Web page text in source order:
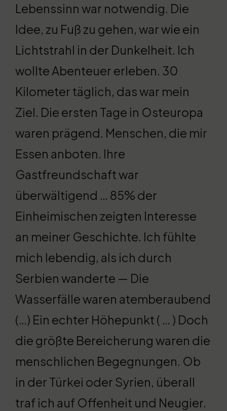
Lebenssinn war notwendig. Die
Idee, zu Fuß zu gehen, war wie ein
Lichtstrahl in der Dunkelheit. Ich
wollte Abenteuer erleben. 30
Kilometer täglich, das war mein
Ziel. Die ersten Tage in Osteuropa
waren prägend. Menschen, die mir
Essen anboten. Ihre
Gastfreundschaft war
überwältigend … 85% der
Einheimischen zeigten Interesse
an meiner Geschichte. Ich fühlte
mich lebendig, als ich durch
Serbien wanderte — Die
Wasserfälle waren atemberaubend
(…) Ein echter Höhepunkt ( … ) Doch
die größte Bereicherung waren die
menschlichen Begegnungen. Ob
in der Türkei oder Syrien, überall
traf ich auf Offenheit und Neugier.